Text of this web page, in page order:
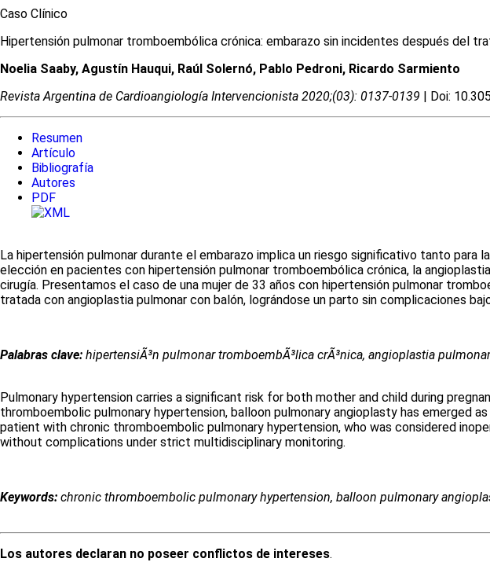
Caso Clínico
Hipertensión pulmonar tromboembólica crónica: embarazo sin incidentes después del
Noelia Saaby, Agustín Hauqui, Raúl Solernó, Pablo Pedroni, Ricardo Sarmiento
Revista Argentina de Cardioangiologí­a Intervencionista 2020;(03): 0137-0139 | Doi:
Resumen
Artículo
Bibliografía
Autores
PDF
La hipertensión pulmonar durante el embarazo implica un riesgo significativo tanto
elección en pacientes con hipertensión pulmonar tromboembólica crónica, la
cirugía. Presentamos el caso de una mujer de 33 años con hipertensión pulmonar
tratada con angioplastia pulmonar con balón, lográndose un parto sin complicaciones
Palabras clave: hipertensiÃ³n pulmonar tromboembÃ³lica crÃ³nica, angioplastia
Pulmonary hypertension carries a significant risk for both mother and child during
thromboembolic pulmonary hypertension, balloon pulmonary angioplasty has
patient with chronic thromboembolic pulmonary hypertension, who was considered
without complications under strict multidisciplinary monitoring.
Keywords: chronic thromboembolic pulmonary hypertension, balloon pulmonary
Los autores declaran no poseer conflictos de intereses.